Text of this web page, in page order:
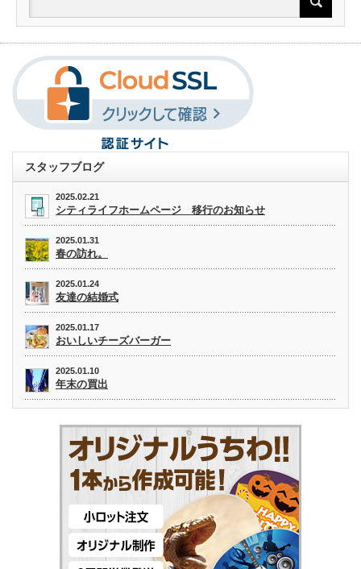
スタッフブログ
2025.02.21
シティライフホームページ 移行のお知らせ
2025.01.31
春の訪れ。
2025.01.24
友達の結婚式
2025.01.17
おいしいチーズバーガー
2025.01.10
年末の買出